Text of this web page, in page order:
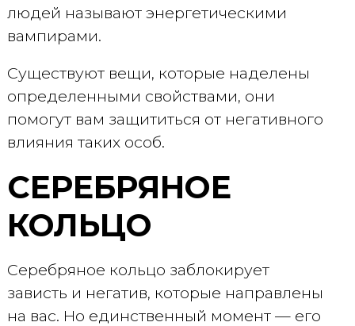
людей называют энергетическими
вампирами.
Существуют вещи, которые наделены
определенными свойствами, они
помогут вам защититься от негативного
влияния таких особ.
СЕРЕБРЯНОЕ
КОЛЬЦО
Серебряное кольцо заблокирует
зависть и негатив, которые направлены
на вас. Но единственный момент — его